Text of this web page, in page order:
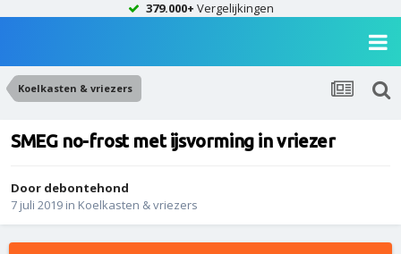
379.000+ Vergelijkingen
Koelkasten & vriezers
SMEG no-frost met ijsvorming in vriezer
Door debontehond
7 juli 2019 in Koelkasten & vriezers